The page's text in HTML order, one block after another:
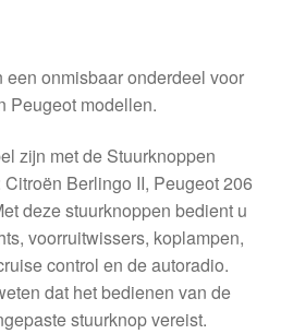
onmisbaar onderdeel voor
Peugeot modellen.
zijn met de Stuurknoppen
Berlingo II, Peugeot 206
deze stuurknoppen bedient u
voorruitwissers, koplampen,
control en de autoradio.
dat het bedienen van de
stuurknop vereist.